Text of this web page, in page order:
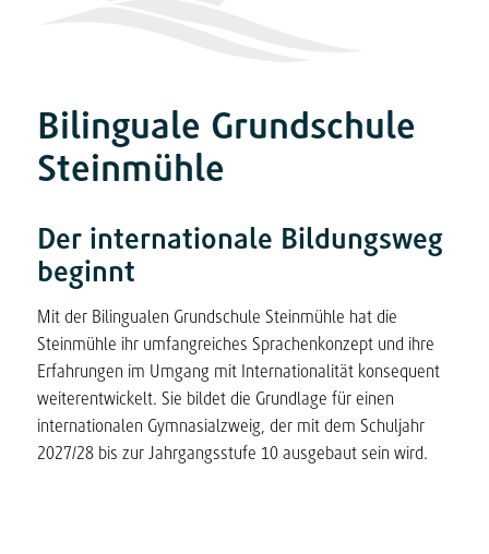
Bilinguale Grundschule
Steinmühle
Der internationale Bildungsweg
beginnt
Mit der Bilingualen Grundschule Steinmühle hat die
Steinmühle ihr umfangreiches Sprachenkonzept und ihre
Erfahrungen im Umgang mit Internationalität konsequent
weiterentwickelt. Sie bildet die Grundlage für einen
internationalen Gymnasialzweig, der mit dem Schuljahr
2027/28 bis zur Jahrgangsstufe 10 ausgebaut sein wird.